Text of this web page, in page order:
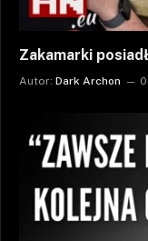
Zakamarki
Autor: Dark Archon